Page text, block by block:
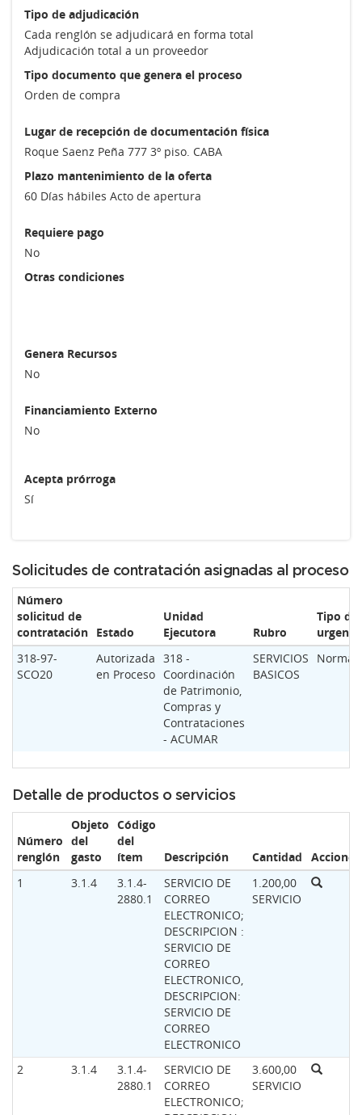
Tipo de adjudicación
Cada renglón se adjudicará en forma total
Adjudicación total a un proveedor
Tipo documento que genera el proceso
Orden de compra
Lugar de recepción de documentación física
Roque Saenz Peña 777 3º piso. CABA
Plazo mantenimiento de la oferta
60 Días hábiles Acto de apertura
Requiere pago
No
Otras condiciones
Genera Recursos
No
Financiamiento Externo
No
Acepta prórroga
Sí
Solicitudes de contratación asignadas al proceso
Número
solicitud de
contratación Estado
Unidad
Ejecutora
Rubro
Tipo de
318-97-
SCO20
Autorizada
en Proceso
318 -
Coordinación
de Patrimonio,
Compras y
Contrataciones
- ACUMAR
SERVICIOS
BASICOS
Normal
Detalle de productos o servicios
Número
renglón
Objeto
del
gasto
Código
del
ítem
Descripción Cantidad
Acciones
1
3.1.4
3.1.4-
2880.1
SERVICIO DE
CORREO
ELECTRONICO;
DESCRIPCION :
SERVICIO DE
CORREO
ELECTRONICO,
DESCRIPCION:
SERVICIO DE
CORREO
ELECTRONICO
1.200,00
SERVICIO
2 3.1.4
3.1.4-
2880.1
SERVICIO DE
CORREO
ELECTRONICO;
3.600,00
SERVICIO